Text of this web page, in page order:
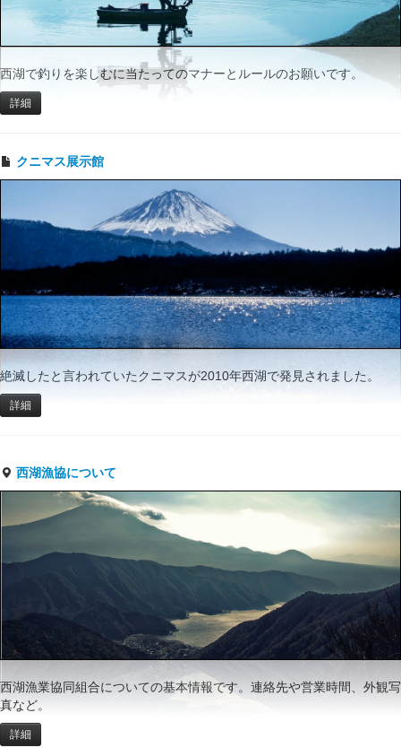
西湖で釣りを楽しむに当たってのマナーとルールのお願いです。
詳細
クニマス展示館
絶滅したと言われていたクニマスが2010年西湖で発見されました。
詳細
西湖漁協について
西湖漁業協同組合についての基本情報です。連絡先や営業時間、外観写
真など。
詳細